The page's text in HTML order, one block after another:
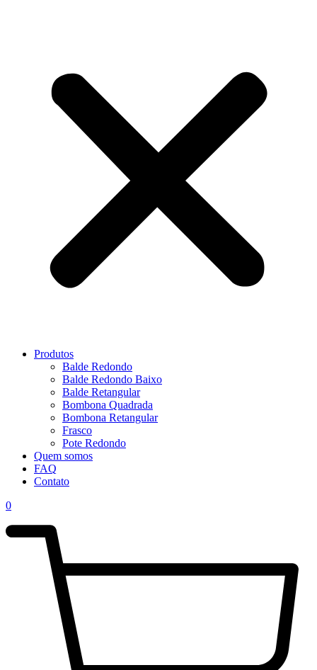
Produtos
Balde Redondo
Balde Redondo Baixo
Balde Retangular
Bombona Quadrada
Bombona Retangular
Frasco
Pote Redondo
Quem somos
FAQ
Contato
0